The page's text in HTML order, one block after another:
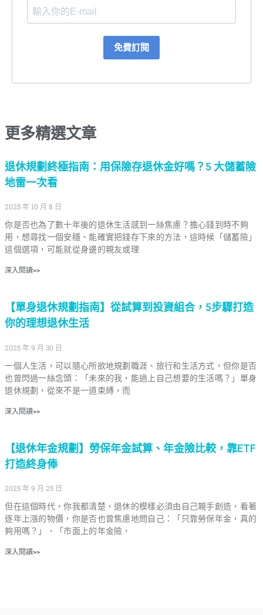
免費訂閱
更多精選文章
退休規劃終極指南：用保險存退休金好嗎？5 大儲蓄險
地雷一次看
2025 年 10 月 8 日
你是否也為了數十年後的退休生活感到一絲焦慮？擔心錢到時不夠
用，想尋找一個安穩、能確實把錢存下來的方法，這時候「儲蓄險」
這個選項，可能就從身邊的親友或理
深入閱讀>>
【單身退休規劃指南】從試算到投資組合，5步驟打造
你的理想退休生活
2025 年 9 月 30 日
一個人生活，可以隨心所欲地規劃職涯、旅行和生活方式，但你是否
也曾閃過一絲念頭：「未來的我，能過上自己想要的生活嗎？」單身
退休規劃，從來不是一道束縛，而
深入閱讀>>
【退休年金規劃】勞保年金試算、年金險比較，靠ETF
打造終身俸
2025 年 9 月 25 日
但在這個時代，你我都清楚，退休的模樣必須由自己親手創造，看著
逐年上漲的物價，你是否也曾焦慮地問自己：「只靠勞保年金，真的
夠用嗎？」、「市面上的年金險，
深入閱讀>>